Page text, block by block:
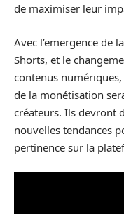
de maximiser leur
Avec l’emergence de
Shorts, et le
contenus
de la monétisation
créateurs. Ils devront
nouvelles tendances
pertinence sur la